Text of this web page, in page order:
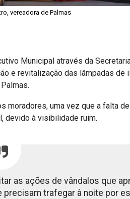
vereadora de Palmas
Municipal através da
e revitalização das lâmpadas de
uma vez que a falta
devido à visibilidade ruim.
as ações de vândalos que
trafegar à noite por